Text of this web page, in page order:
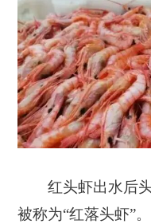
红头虾出水后头
被称为“红落头虾”